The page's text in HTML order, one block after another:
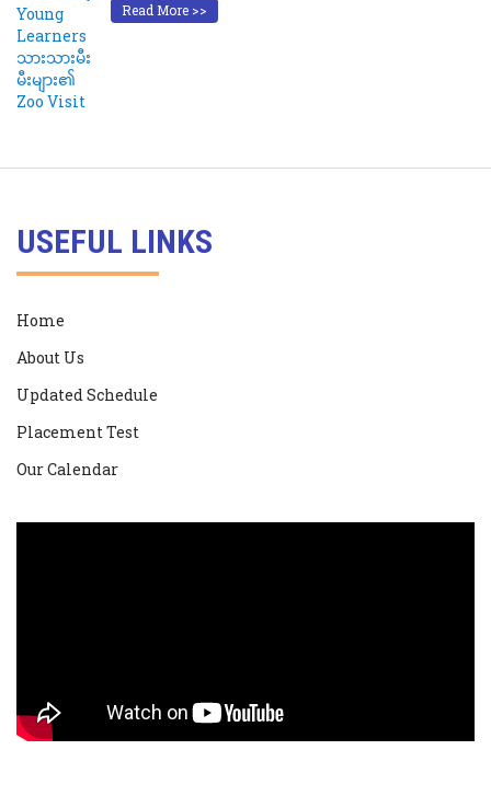
Read More >>
USEFUL LINKS
Home
About Us
Updated Schedule
Placement Test
Our Calendar